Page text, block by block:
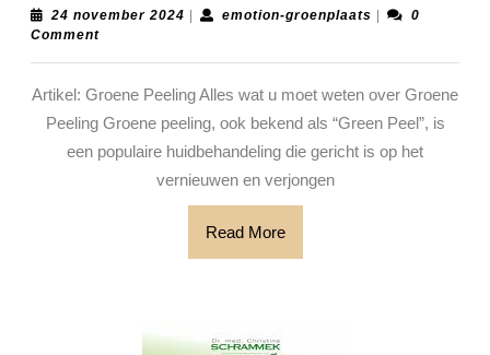
24 november 2024 24
| emotion-groenplaatsemotion-
|
0
Comment
Artikel: Groene Peeling Alles wat u moet weten over Groene
Peeling Groene peeling, ook bekend als “Green Peel”, is
een populaire huidbehandeling die gericht is op het
vernieuwen en verjongen
Read MoreRead
More